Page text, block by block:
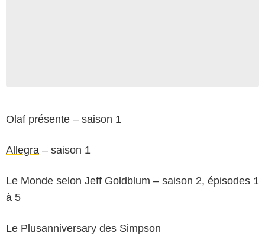
Olaf présente – saison 1
Allegra – saison 1
Le Monde selon Jeff Goldblum – saison 2, épisodes 1
à 5
Le Plusanniversary des Simpson